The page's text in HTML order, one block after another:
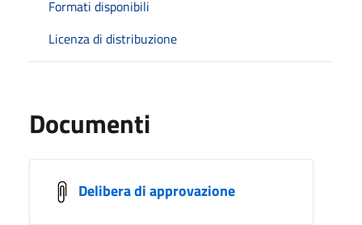
Formati disponibili
Licenza di distribuzione
Documenti
Delibera di approvazione